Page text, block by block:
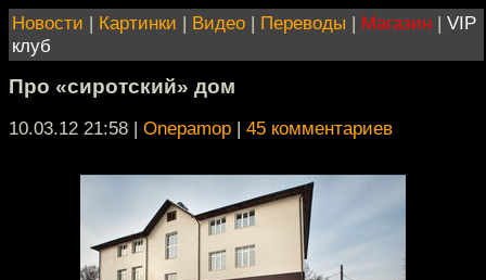
Новости | Картинки | Видео | Переводы | Магазин | VIP
клуб
Про «сиротский» дом
10.03.12 21:58 | Onepamop | 45 комментариев